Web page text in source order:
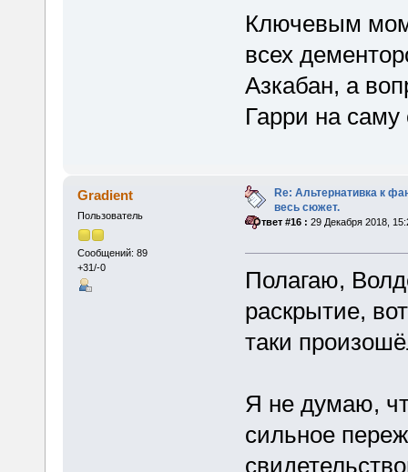
Ключевым
всех
Азкабан, а
Гарри на
Gradient
Пользователь
Сообщений: 89
+31/-0
Re: Альтернативка к
весь сюжет.
«Ответ #16 : 29 Декабря 2018,
Полагаю,
раскрытие,
таки
Я не думаю,
сильное